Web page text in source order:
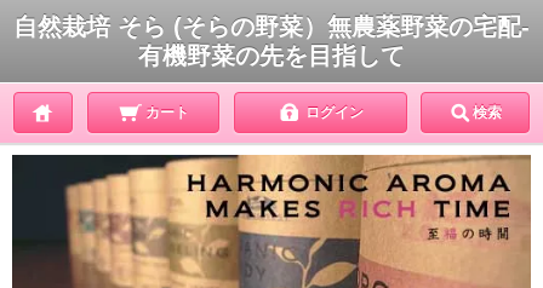
自然栽培 そら (そらの野菜）無農薬野菜の宅配-
有機野菜の先を目指して
カート ログイン 検索